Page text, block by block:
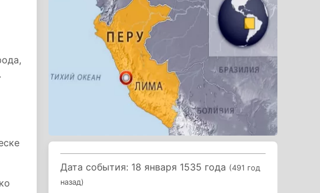
Дата события: 18 января 1535 года (491 год
назад)